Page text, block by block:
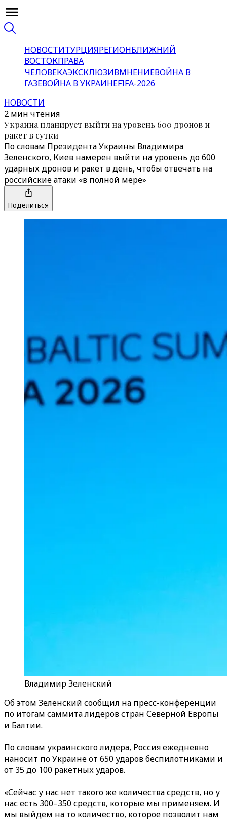
НОВОСТИТУРЦИЯРЕГИОНБЛИЖНИЙ
ВОСТОКПРАВА
ЧЕЛОВЕКАЭКСКЛЮЗИВМНЕНИЕВОЙНА В
ГАЗЕВОЙНА В УКРАИНЕFIFA-2026
НОВОСТИ
2 мин чтения
Украина планирует выйти на уровень 600 дронов и
ракет в сутки
По словам Президента Украины Владимира
Зеленского, Киев намерен выйти на уровень до 600
ударных дронов и ракет в день, чтобы отвечать на
российские атаки «в полной мере»
Поделиться
Владимир Зеленский
Об этом Зеленский сообщил на пресс-конференции
по итогам саммита лидеров стран Северной Европы
и Балтии.
По словам украинского лидера, Россия ежедневно
наносит по Украине от 650 ударов беспилотниками и
от 35 до 100 ракетных ударов.
«Сейчас у нас нет такого же количества средств, но у
нас есть 300–350 средств, которые мы применяем. И
мы выйдем на то количество, которое позволит нам